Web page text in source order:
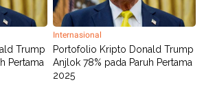
Trump
Pertama
Internasional
Portofolio Kripto Donald Trump
Anjlok 78% pada Paruh Pertama
2025